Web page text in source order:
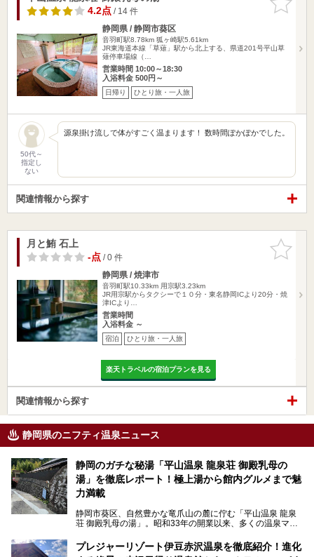
りに追加
4.2点/ 14 件
静岡県 / 静岡市葵区
音羽町駅8.78km 狐ヶ崎駅5.61km
JR東海道本線「草薙」駅から北上する、県道201号平山草
薙停車場線（…
営業時間 10:00～18:30
入浴料金 500円～
日帰り ひとり旅・一人旅
50代～
指定し
ない
源泉掛け流しで体がすごく温まります！ 数時間ぽかぽかでした。
関連情報から探す
お気に入
りに追加
月と鮪 石上
-点/ 0 件
静岡県 / 焼津市
音羽町駅10.33km 用宗駅3.23km
JR用宗駅からタクシーで１０分・東名静岡ICより20分・焼
津ICより…
営業時間
入浴料金 ～
宿泊 ひとり旅・一人旅
楽天トラベルの宿泊プランを見る
関連情報から探す
静岡県のニフティ温泉ニュース
静岡のガチな秘湯「平山温泉 龍泉荘 御殿乳母の
湯」を徹底レポート！極上湯から館内グルメまで魅
力満載
静岡市葵区、自然豊かな竜爪山の麓に佇む「平山温泉 龍泉
荘 御殿乳母の湯」。昭和33年の開業以来、多くの温泉マニ
極上温泉です。お湯はもちろん、実はグルメも揃っているん
です。多くのファンを持つ、その圧倒的なこだわりと魅力を
プレジャーリゾート伊豆赤沢温泉を徹底紹介！進化